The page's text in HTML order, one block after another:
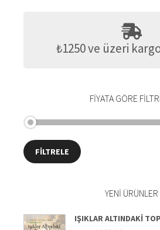
₺1250 ve üzeri
FIYATA GÖRE
FILTRELE
YENI ÜRÜNLER
IŞIKLAR ALTINDAKI